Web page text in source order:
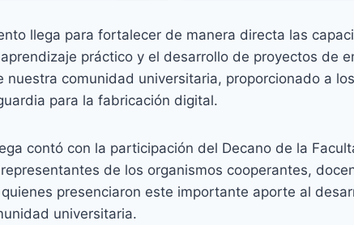
llega para fortalecer de manera directa las
práctico y el desarrollo de proyectos de
nuestra comunidad universitaria, proporcionado a
para la fabricación digital.
contó con la participación del Decano de la
de los organismos cooperantes,
presenciaron este importante aporte al
universitaria.